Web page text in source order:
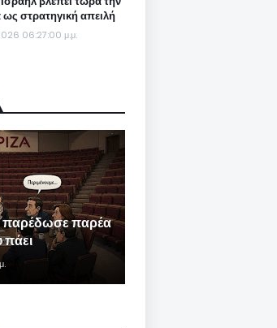
ως στρατηγική απειλή
06:27:00 μ.μ.
παρέδωσε παρέα
πάει